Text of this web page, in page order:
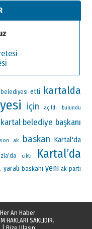
belediyesi etti kartalda
için açıldı bulundu
kartal belediye başkanı
son ak baskan Kartal'da
cikti Kartal’da
yaralı baskani yeni ak parti
An Haber
HAKLARI SAKLIDIR.